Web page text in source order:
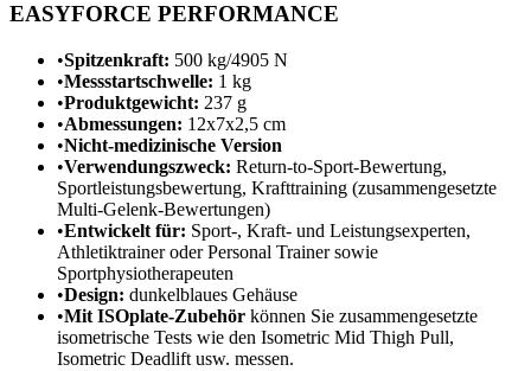
EASYFORCE PERFORMANCE
•Spitzenkraft: 500 kg/4905 N
•Messstartschwelle: 1 kg
•Produktgewicht: 237 g
•Abmessungen: 12x7x2,5 cm
•Nicht-medizinische Version
•Verwendungszweck: Return-to-Sport-Bewertung,
Sportleistungsbewertung, Krafttraining (zusammengesetzte
Multi-Gelenk-Bewertungen)
•Entwickelt für: Sport-, Kraft- und Leistungsexperten,
Athletiktrainer oder Personal Trainer sowie
Sportphysiotherapeuten
•Design: dunkelblaues Gehäuse
•Mit ISOplate-Zubehör können Sie zusammengesetzte
isometrische Tests wie den Isometric Mid Thigh Pull,
Isometric Deadlift usw. messen.